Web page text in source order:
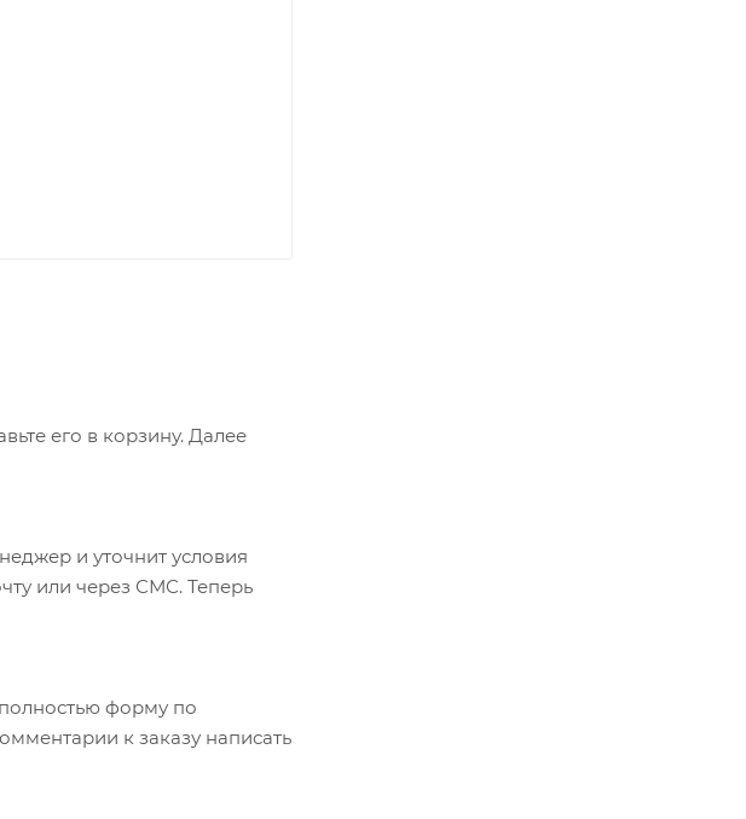
его в корзину. Далее
и уточнит условия
или через СМС. Теперь
форму по
к заказу написать